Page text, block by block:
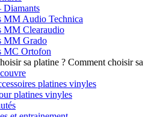
Diamants
MM Audio Technica
MM Clearaudio
MM Grado
MC Ortofon
Comment choisir sa
platines vinyles
platines vinyles